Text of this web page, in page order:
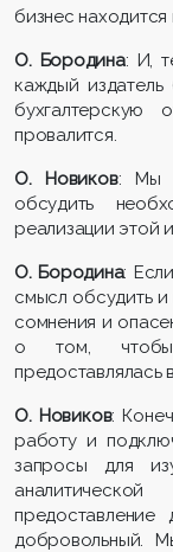
бизнес находится
О. Бородина: И,
каждый издатель
бухгалтерскую
провалится.
О. Новиков: Мы
обсудить
реализации этой
О. Бородина:
смысл обсудить
сомнения и
о том, чтобы,
предоставлялась
О. Новиков:
работу и
запросы для
добровольный.